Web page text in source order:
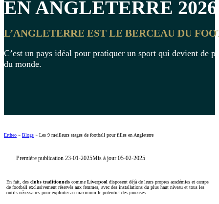
EN ANGLETERRE 2026
L’ANGLETERRE EST LE BERCEAU DU
C’est un pays idéal pour pratiquer un sport qui devient de
du monde.
Ertheo » Blogs » Les 9 meilleurs stages de football pour filles en Angleterre
Première publication 23-01-2025Mis à jour 05-02-2025
En fait, des clubs traditionnels comme Liverpool disposent déjà de leurs propres académies et camps
de football exclusivement réservés aux femmes, avec des installations du plus haut niveau et tous les
outils nécessaires pour exploiter au maximum le potentiel des joueuses.